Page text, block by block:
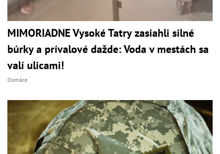
MIMORIADNE Vysoké Tatry zasiahli silné
búrky a prívalové dažde: Voda v mestách sa
valí ulicami!
Domáce